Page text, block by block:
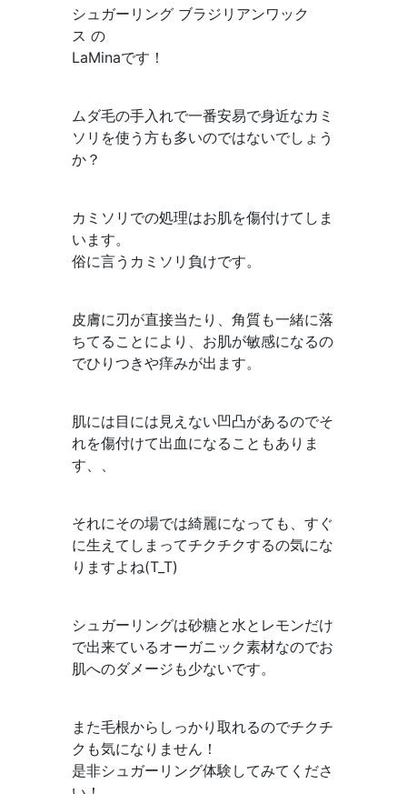
シュガーリング ブラジリアンワック
ス の
LaMinaです！
ムダ毛の手入れで一番安易で身近なカミ
ソリを使う方も多いのではないでしょう
か？
カミソリでの処理はお肌を傷付けてしま
います。
俗に言うカミソリ負けです。
皮膚に刃が直接当たり、角質も一緒に落
ちてることにより、お肌が敏感になるの
でひりつきや痒みが出ます。
肌には目には見えない凹凸があるのでそ
れを傷付けて出血になることもありま
す、、
それにその場では綺麗になっても、すぐ
に生えてしまってチクチクするの気にな
りますよね(T_T)
シュガーリングは砂糖と水とレモンだけ
で出来ているオーガニック素材なのでお
肌へのダメージも少ないです。
また毛根からしっかり取れるのでチクチ
クも気になりません！
是非シュガーリング体験してみてくださ